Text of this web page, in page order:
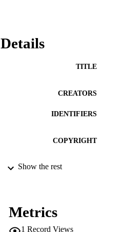
Details
TITLE
CREATORS
IDENTIFIERS
COPYRIGHT
ACADEMIC UNIT
RESOURCE TYPE
DESCRIPTION COVERAGE
Show the rest
Metrics
1 Record Views